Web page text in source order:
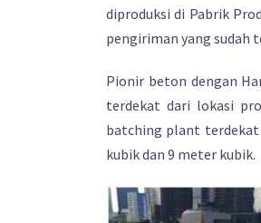
diproduksi di Pabrik
pengiriman yang sudah
Pionir beton dengan
terdekat dari lokasi
batching plant terdekat
kubik dan 9 meter kubik.